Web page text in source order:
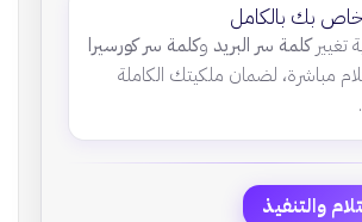
بك بالكامل
تغييركلمة سر البريد وكلمة سر كورسيرا
مباشرة، لضمان ملكيتك الكاملة
والتنفيذ